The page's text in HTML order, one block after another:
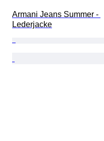
Armani Jeans Summer -
Lederjacke